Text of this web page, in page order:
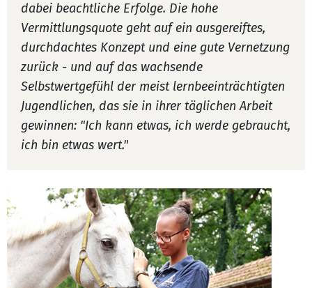
dabei beachtliche Erfolge. Die hohe
Vermittlungsquote geht auf ein ausgereiftes,
durchdachtes Konzept und eine gute Vernetzung
zurück - und auf das wachsende
Selbstwertgefühl der meist lernbeeinträchtigten
Jugendlichen, das sie in ihrer täglichen Arbeit
gewinnen: "Ich kann etwas, ich werde gebraucht,
ich bin etwas wert."